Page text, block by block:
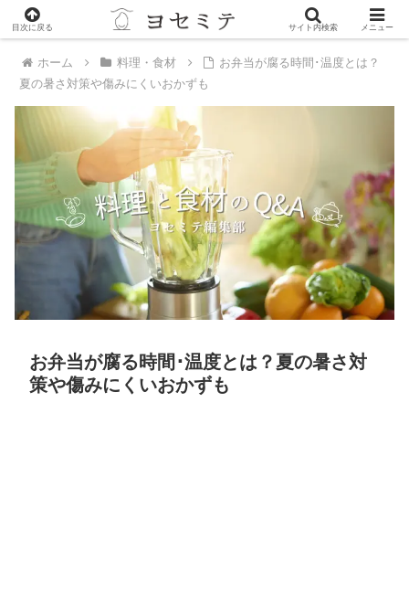
PR
ホーム 料理・食材
お弁当が腐る時間･温度とは？
夏の暑さ対策や傷みにくいおかずも
お弁当が腐る時間･温度とは？夏の暑さ対
策や傷みにくいおかずも
目次に戻る サイト内検索 メニュー